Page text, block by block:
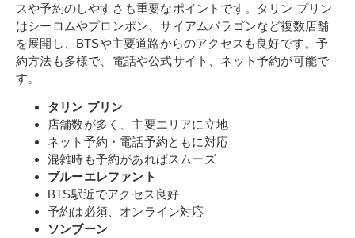
スや予約のしやすさも重要なポイントです。タリン プリン
はシーロムやプロンポン、サイアムパラゴンなど複数店舗
を展開し、BTSや主要道路からのアクセスも良好です。予
約方法も多様で、電話や公式サイト、ネット予約が可能で
す。
タリン プリン
店舗数が多く、主要エリアに立地
ネット予約・電話予約ともに対応
混雑時も予約があればスムーズ
ブルーエレファント
BTS駅近でアクセス良好
予約は必須、オンライン対応
ソンブーン